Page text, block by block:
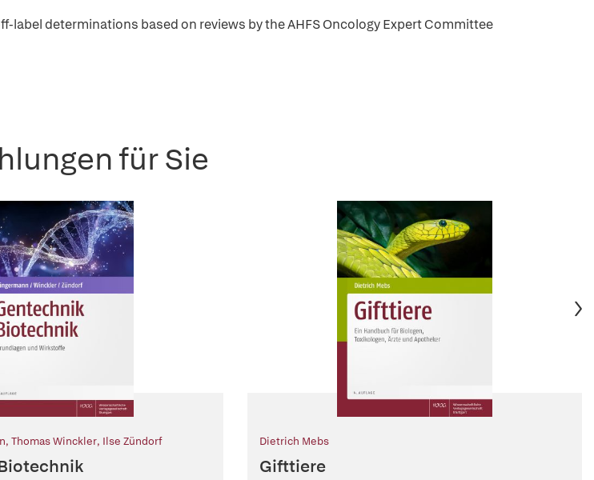
label determinations based on reviews by the AHFS Oncology Expert Committee
für Sie
, Thomas Winckler, Ilse Zündorf Dietrich Mebs
Gifttiere